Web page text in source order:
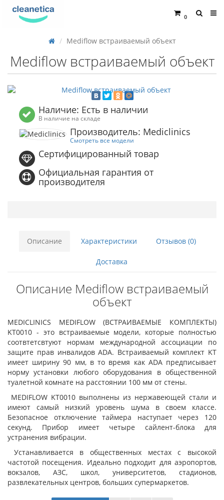
0
Mediflow встраиваемый объект
Mediflow встраиваемый объект
Наличие: Есть в наличии
В наличие на складе
Производитель: Mediclinics
Смотреть все модели
Сертифицированный товар
Официальная гарантия от
производителя
Описание Характеристики Отзывов (0)
Доставка
Описание Mediflow встраиваемый
объект
MEDICLINICS MEDIFLOW (ВСТРАИВАЕМЫЕ КОМПЛЕКТЫ)
KT0010 - это встраиваемые модели, которые полностью
соотвтетсвтуют нормам международной ассоциации по
защите прав инвалидов ADA. Встраиваемый комплект KT
имеет ширину 90 мм, в то время как ADA предписывает
норму установки любого оборудования в общественной
туалетной комнате на расстоянии 100 мм от стены.
MEDIFLOW KT0010 выполнены из нержавеющей стали и
имеют самый низкий уровень шума в своем классе.
Безопасное отключение таймера наступает через 120
секунд. Прибор имеет четыре сайлент-блока для
устранения вибрации.
Устанавливается в общественных местах с высокой
частотой посещения. Идеально подходит для аэропортов,
вокзалов, АЗС, школ, университетов, стадионов,
развлекательных центров, больших супермаркетов.